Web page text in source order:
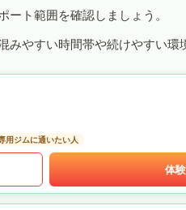
ト範囲を確認しましょう。
やすい時間帯や続けやすい環
用ジムに通いたい人
体